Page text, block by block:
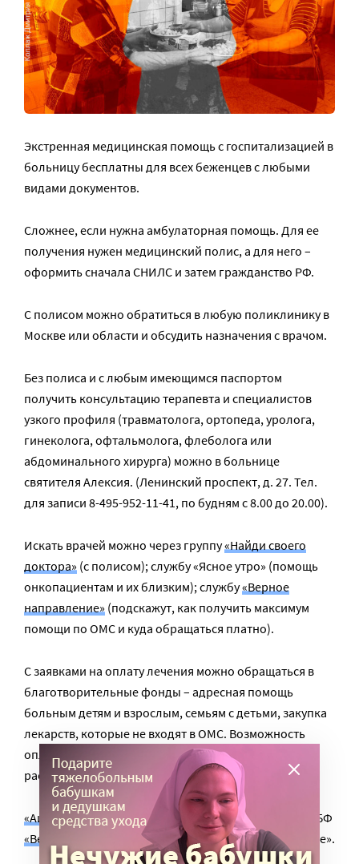
Экстренная медицинская помощь с госпитализацией в
больницу бесплатны для всех беженцев с любыми
видами документов.
Сложнее, если нужна амбулаторная помощь. Для ее
получения нужен медицинский полис, а для него –
оформить сначала СНИЛС и затем гражданство РФ.
С полисом можно обратиться в любую поликлинику в
Москве или области и обсудить назначения с врачом.
Без полиса и с любым имеющимся паспортом
получить консультацию терапевта и специалистов
узкого профиля (травматолога, ортопеда, уролога,
гинеколога, офтальмолога, флеболога или
абдоминального хирурга) можно в больнице
святителя Алексия. (Ленинский проспект, д. 27. Тел.
для записи 8-495-952-11-41, по будням с 8.00 до 20.00).
Искать врачей можно через группу«Найди своего
доктора» (с полисом); службу «Ясное утро» (помощь
онкопациентам и их близким); службу«Верное
направление» (подскажут, как получить максимум
помощи по ОМС и куда обращаться платно).
С заявками на оплату лечения можно обращаться в
благотворительные фонды – адресная помощь
больным детям и взрослым, семьям с детьми, закупка
лекарств, которые не входят в ОМС. Возможность
оплаты операций, которые не делают по ОМС,
рассматривается фондами индивидуально.
«АиФ. Доброе сердце», «Помоги.орг», БФ
, БФ
«Весна»
, Православная служба помощи «Милосердие».